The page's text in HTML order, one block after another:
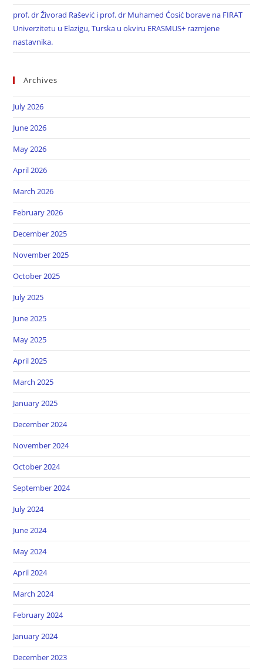
prof. dr Živorad Rašević i prof. dr Muhamed Ćosić borave na FIRAT
Univerzitetu u Elazigu, Turska u okviru ERASMUS+ razmjene
nastavnika.
Archives
July 2026
June 2026
May 2026
April 2026
March 2026
February 2026
December 2025
November 2025
October 2025
July 2025
June 2025
May 2025
April 2025
March 2025
January 2025
December 2024
November 2024
October 2024
September 2024
July 2024
June 2024
May 2024
April 2024
March 2024
February 2024
January 2024
December 2023